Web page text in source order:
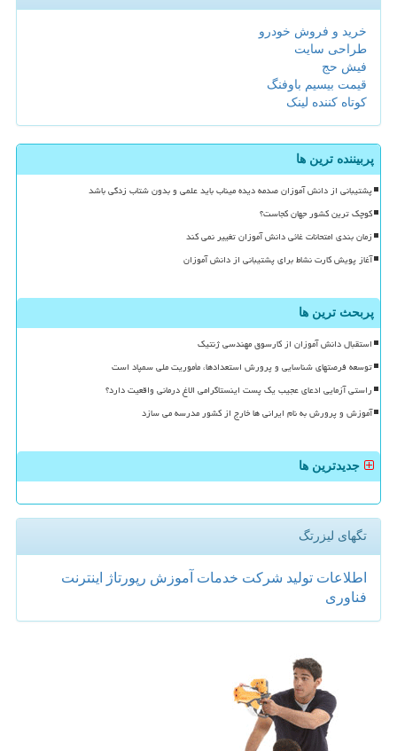
خرید و فروش خودرو
طراحی سایت
فیش حج
قیمت بیسیم باوفنگ
کوتاه کننده لینک
پربیننده ترین ها
پشتیبانی از دانش آموزان صدمه دیده میناب باید علمی و بدون شتاب زدگی باشد
کوچک ترین کشور جهان کجاست؟
زمان بندی امتحانات غائی دانش آموزان تغییر نمی کند
آغاز پویش کارت نشاط برای پشتیبانی از دانش آموزان
پربحث ترین ها
استقبال دانش آموزان از کارسوق مهندسی ژنتیک
توسعه فرصتهای شناسایی و پرورش استعدادها، مأموریت ملی سمپاد است
راستی آزمایی ادعای عجیب یک پست اینستاگرامی الاغ درمانی واقعیت دارد؟
آموزش و پرورش به نام ایرانی ها خارج از کشور مدرسه می سازد
جدیدترین ها
تگهای لیزرتگ
اطلاعات تولید شركت خدمات آموزش رپورتاژ
اینترنت
فناوری